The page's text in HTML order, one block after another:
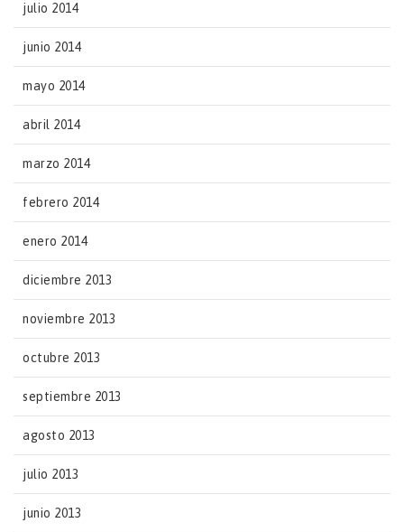
julio 2014
junio 2014
mayo 2014
abril 2014
marzo 2014
febrero 2014
enero 2014
diciembre 2013
noviembre 2013
octubre 2013
septiembre 2013
agosto 2013
julio 2013
junio 2013